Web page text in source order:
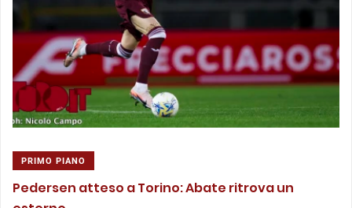
PRIMO PIANO
Pedersen atteso a Torino: Abate ritrova un